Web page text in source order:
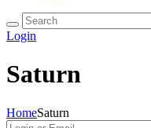
Login
Saturn
HomeSaturn